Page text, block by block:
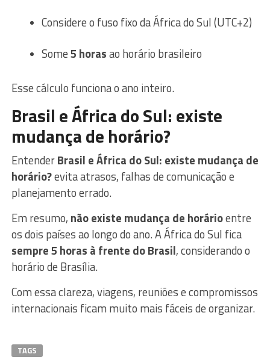
Considere o fuso fixo da África do Sul (UTC+2)
Some5 horasao horário brasileiro
Esse cálculo funciona o ano inteiro.
Brasil e África do Sul: existe
mudança de horário?
EntenderBrasil e África do Sul: existe mudança de
horário?evita atrasos, falhas de comunicação e
planejamento errado.
Em resumo, não existe mudança de horárioentre
os dois países ao longo do ano. A África do Sul fica
sempre 5 horas à frente do Brasil, considerando o
horário de Brasília.
Com essa clareza, viagens, reuniões e compromissos
internacionais ficam muito mais fáceis de organizar.
TAGS